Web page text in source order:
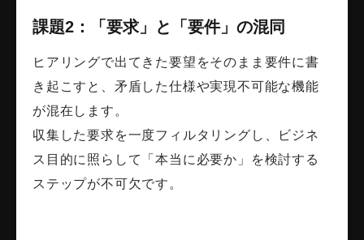
課題2：「要求」と「要件」の混同
ヒアリングで出てきた要望をそのまま要件に書
き起こすと、矛盾した仕様や実現不可能な機能
が混在します。
収集した要求を一度フィルタリングし、ビジネ
ス目的に照らして「本当に必要か」を検討する
ステップが不可欠です。